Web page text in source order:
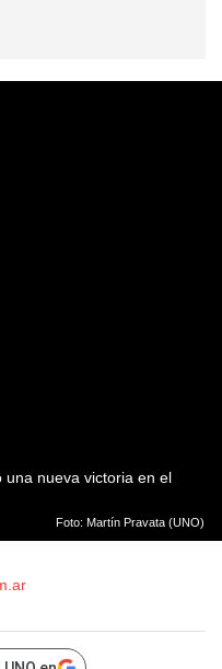
una nueva victoria en el
Foto: Martín Pravata (UNO)